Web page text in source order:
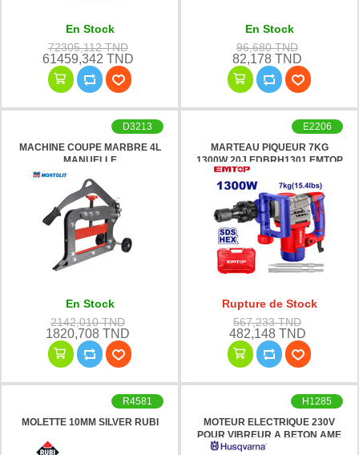
En Stock
72305,112 TND
61459,342 TND
En Stock
96,680 TND
82,178 TND
MACHINE COUPE MARBRE 4L
MANUELLE
D3213
En Stock
2142,010 TND
1820,708 TND
MARTEAU PIQUEUR 7KG
1300W 20J EDBRH1301 EMTOP
E2206
Rupture de Stock
567,233 TND
482,148 TND
MOLETTE 10MM SILVER RUBI
R4581
MOTEUR ELECTRIQUE 230V
POUR VIBREUR A BETON AME
1600 HUSQVARNA
H1285